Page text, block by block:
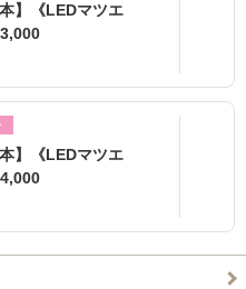
】《LEDマツエ
】《LEDマツエ